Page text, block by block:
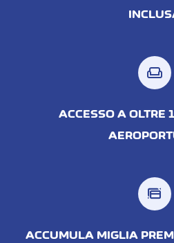
weekend
ACCESSO A OLTRE
ACCUMULA MIGLIA